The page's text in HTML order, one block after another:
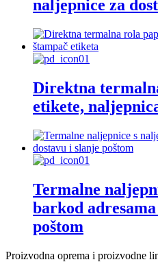
naljepnice za
Direktna
etikete,
Termalne
barkod
poštom
Proizvodna oprema i proizvodne